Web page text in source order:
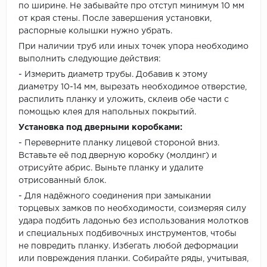
по ширине. Не забывайте про отступ минимум 10 мм
от края стены. После завершения установки,
распорные колышки нужно убрать.
При наличии труб или иных точек упора необходимо
выполнить следующие действия:
- Измерить диаметр трубы. Добавив к этому
диаметру 10-14 мм, вырезать необходимое отверстие,
распилить планку и уложить, склеив обе части с
помощью клея для напольных покрытий.
Установка под дверными коробками:
- Переверните планку лицевой стороной вниз.
Вставьте её под дверную коробку (молдинг) и
отрисуйте абрис. Выньте планку и удалите
отрисованный блок.
- Для надёжного соединения при замыкании
торцевых замков по необходимости, соизмеряя силу
удара подбить ладонью без использования молотков
и специальных подбивочных инструментов, чтобы
не повредить планку. Избегать любой деформации
или повреждения планки. Собирайте ряды, учитывая,